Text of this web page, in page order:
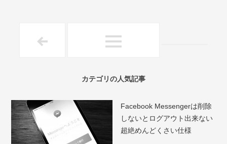
カテゴリの人気記事
Facebook Messengerは削除
しないとログアウト出来ない
超絶めんどくさい仕様